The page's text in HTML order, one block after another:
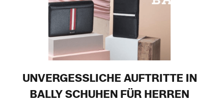
UNVERGESSLICHE AUFTRITTE IN
BALLY SCHUHEN FÜR HERREN